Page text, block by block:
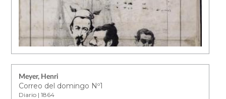
Meyer, Henri
Correo del domingo Nº1
Diario | 1864